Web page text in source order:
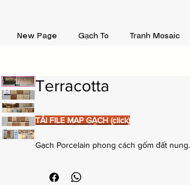
New Page Gạch To Tranh Mosaic
Terracotta
TẢI FILE MAP GẠCH (click)
Gạch Porcelain phong cách gốm đất nung.
Bề mặt men mờ.